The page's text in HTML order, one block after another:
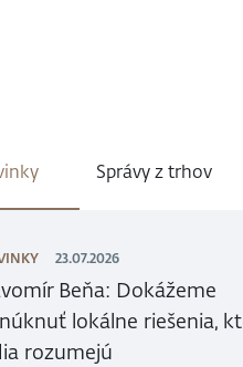
Správy z trhov
23.07.2026
Beňa: Dokážeme
lokálne riešenia,
rozumejú